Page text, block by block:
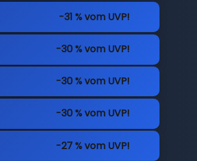
-31 % vom UVP!
-30 % vom UVP!
-30 % vom UVP!
-30 % vom UVP!
-27 % vom UVP!